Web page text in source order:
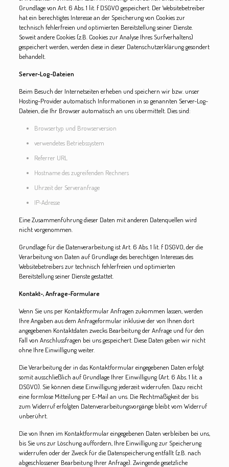
Grundlage von Art. 6 Abs. 1 lit. f DSGVO gespeichert. Der Websitebetreiber
hat ein berechtigtes Interesse an der Speicherung von Cookies zur
technisch fehlerfreien und optimierten Bereitstellung seiner Dienste.
Soweit andere Cookies (z.B. Cookies zur Analyse Ihres Surfverhaltens)
gespeichert werden, werden diese in dieser Datenschutzerklärung gesondert
behandelt.
Server-Log-Dateien
Beim Besuch der Internetseiten erheben und speichern wir bzw. unser
Hosting-Provider automatisch Informationen in so genannten Server-Log-
Dateien, die Ihr Browser automatisch an uns übermittelt. Dies sind:
Browsertyp und Browserversion
verwendetes Betriebssystem
Referrer URL
Hostname des zugreifenden Rechners
Uhrzeit der Serveranfrage
IP-Adresse
Eine Zusammenführung dieser Daten mit anderen Datenquellen wird
nicht vorgenommen.
Grundlage für die Datenverarbeitung ist Art. 6 Abs. 1 lit. f DSGVO, der die
Verarbeitung von Daten auf Grundlage des berechtigen Interesses des
Websitebetreibers zur technisch fehlerfreien und optimierten
Bereitstellung seiner Dienste gestattet.
Kontakt-, Anfrage-Formulare
Wenn Sie uns per Kontaktformular Anfragen zukommen lassen, werden
Ihre Angaben aus dem Anfrageformular inklusive der von Ihnen dort
angegebenen Kontaktdaten zwecks Bearbeitung der Anfrage und für den
Fall von Anschlussfragen bei uns gespeichert. Diese Daten geben wir nicht
ohne Ihre Einwilligung weiter.
Die Verarbeitung der in das Kontaktformular eingegebenen Daten erfolgt
somit ausschließlich auf Grundlage Ihrer Einwilligung (Art. 6 Abs. 1 lit. a
DSGVO). Sie können diese Einwilligung jederzeit widerrufen. Dazu reicht
eine formlose Mitteilung per E-Mail an uns. Die Rechtmäßigkeit der bis
zum Widerruf erfolgten Datenverarbeitungsvorgänge bleibt vom Widerruf
unberührt.
Die von Ihnen im Kontaktformular eingegebenen Daten verbleiben bei uns,
bis Sie uns zur Löschung auffordern, Ihre Einwilligung zur Speicherung
widerrufen oder der Zweck für die Datenspeicherung entfällt (z.B. nach
abgeschlossener Bearbeitung Ihrer Anfrage). Zwingende gesetzliche